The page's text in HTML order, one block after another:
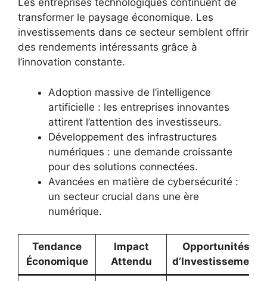
Les entreprises technologiques continuent de
transformer le paysage économique. Les
investissements dans ce secteur semblent offrir
des rendements intéressants grâce à
l’innovation constante.
Adoption massive de l’intelligence
artificielle : les entreprises innovantes
attirent l’attention des investisseurs.
Développement des infrastructures
numériques : une demande croissante
pour des solutions connectées.
Avancées en matière de cybersécurité :
un secteur crucial dans une ère
numérique.
Tendance
Économique
Impact
Attendu
Opportunités
d’Investissement